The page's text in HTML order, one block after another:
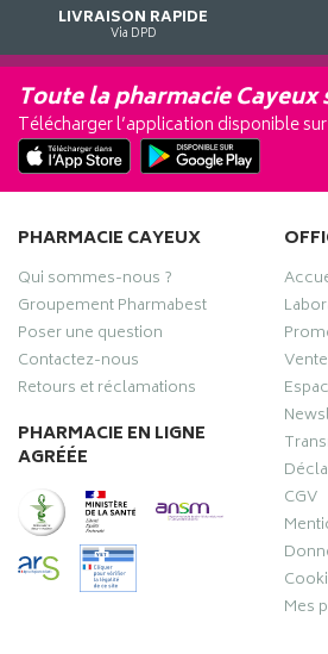
LIVRAISON RAPIDE
Via DPD
Toute la pharmacie
Télécharger l’application disponible
PHARMACIE CAYEUX
Qui sommes-nous ?
Groupement Pharmabest
Poser une question
Contactez-nous
Retours et réclamations
PHARMACIE EN LIGNE
AGRÉÉE
CGV
Mes